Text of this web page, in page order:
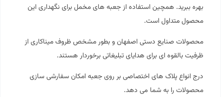
بهره ببرید. همچین استفاده از جعبه های مخمل برای نگهداری این
محصول متداول است.
محصولات صنایع دستی اصفهان و بطور مشخص ظروف میناکاری از
ظرفیت بالقوه ای برای هدایای تبلیغاتی برخوردار هستند.
درج انواع پلاک های اختصاصی بر روی جعبه امکان سفارشی سازی
محصولات را به شما می دهد.